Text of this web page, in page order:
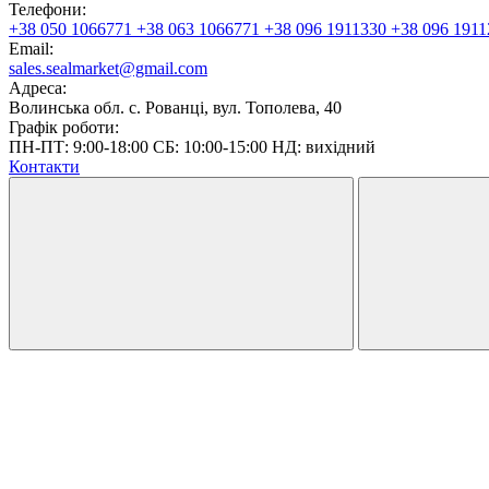
Телефони:
+38 050 1066771 +38 063 1066771 +38 096 1911330 +38 096
Email:
sales.sealmarket@gmail.com
Адреса:
Волинська обл. с. Рованці, вул. Тополева, 40
Графік роботи:
ПН-ПТ: 9:00-18:00 СБ: 10:00-15:00 НД: вихідний
Контакти